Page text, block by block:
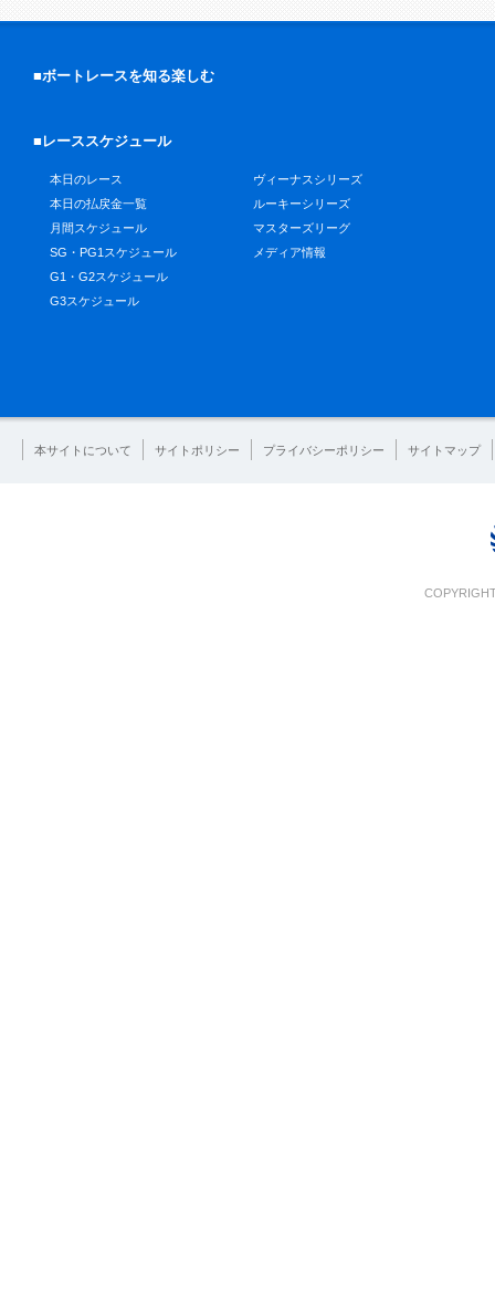
■ボートレースを知る楽しむ
■レーススケジュール
本日のレース
本日の払戻金一覧
月間スケジュール
SG・PG1スケジュール
G1・G2スケジュール
G3スケジュール
ヴィーナスシリーズ
ルーキーシリーズ
マスターズリーグ
メディア情報
本サイトについて サイトポリシー プライバシーポリシー サイトマップ